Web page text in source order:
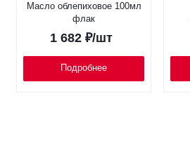
Масло облепиховое 100мл
флак
1 682 ₽/шт
Подробнее